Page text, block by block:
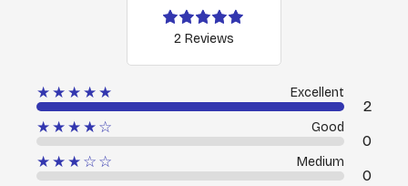
2 Reviews
★★★★★ Excellent
2
★★★★☆
Good
0
★★★☆☆
Medium
0